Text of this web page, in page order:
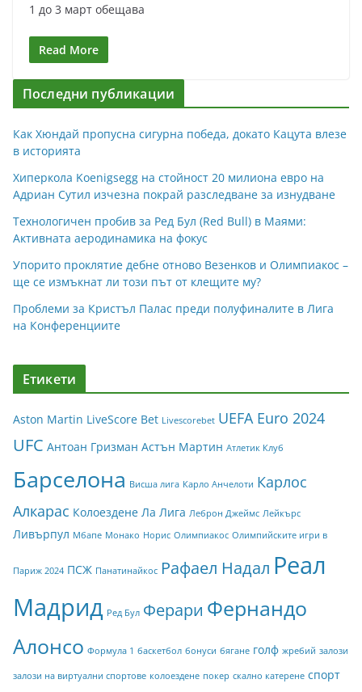
1 до 3 март обещава
Read More
Последни публикации
Как Хюндай пропусна сигурна победа, докато Кацута влезе
в историята
Хиперкола Koenigsegg на стойност 20 милиона евро на
Адриан Сутил изчезна покрай разследване за изнудване
Технологичен пробив за Ред Бул (Red Bull) в Маями:
Активната аеродинамика на фокус
Упорито проклятие дебне отново Везенков и Олимпиакос –
ще се измъкнат ли този път от клещите му?
Проблеми за Кристъл Палас преди полуфиналите в Лига
на Конференциите
Етикети
Aston Martin LiveScore Bet Livescorebet UEFA Euro 2024
UFC Антоан Гризман Астън Мартин Атлетик Клуб
Барселона Висша лига Карло Анчелоти Карлос
Алкарас Колоездене Ла Лига Леброн Джеймс Лейкърс
Ливърпул Мбапе Монако Норис Олимпиакос Олимпийските игри в
Париж 2024 ПСЖ Панатинайкос Рафаел Надал Реал
Мадрид Ред Бул Ферари Фернандо
Алонсо Формула 1 баскетбол бонуси бягане голф жребий залози
залози на виртуални спортове колоездене покер скално катерене спорт